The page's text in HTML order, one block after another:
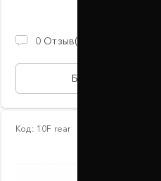
0 Отзыв(ов)
БЫСТРАЯ ПОКУПКА
Код: 10F rear